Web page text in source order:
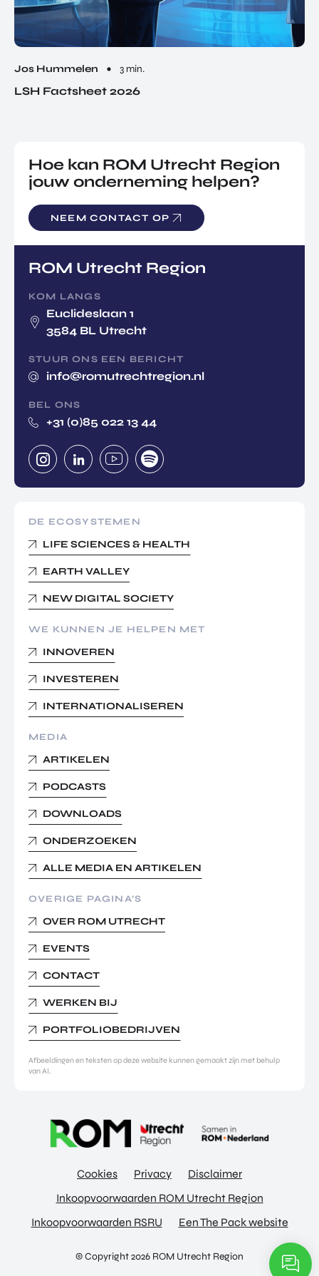
Jos Hummelen 3 min.
LSH Factsheet 2026
Hoe kan ROM Utrecht Region
jouw onderneming helpen?
NEEM CONTACT OP
ROM Utrecht Region
KOM LANGS
Euclideslaan 1
3584 BL Utrecht
STUUR ONS EEN BERICHT
info@romutrechtregion.nl
BEL ONS
+31 (0)85 022 13 44
DE ECOSYSTEMEN
LIFE SCIENCES & HEALTH
EARTH VALLEY
NEW DIGITAL SOCIETY
WE KUNNEN JE HELPEN MET
INNOVEREN
INVESTEREN
INTERNATIONALISEREN
MEDIA
ARTIKELEN
PODCASTS
DOWNLOADS
ONDERZOEKEN
ALLE MEDIA EN ARTIKELEN
OVERIGE PAGINA’S
OVER ROM UTRECHT
EVENTS
CONTACT
WERKEN BIJ
PORTFOLIOBEDRIJVEN
Afbeeldingen en teksten op deze website kunnen gemaakt zijn met behulp
van AI.
Cookies Privacy
Disclaimer
Inkoopvoorwaarden ROM Utrecht Region
Inkoopvoorwaarden RSRU
Een The Pack website
© Copyright 2026 ROM Utrecht Region